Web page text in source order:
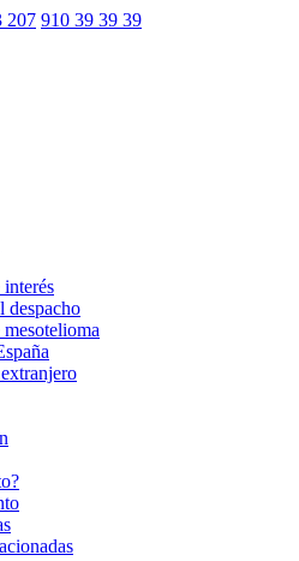
207 910 39 39 39
despacho